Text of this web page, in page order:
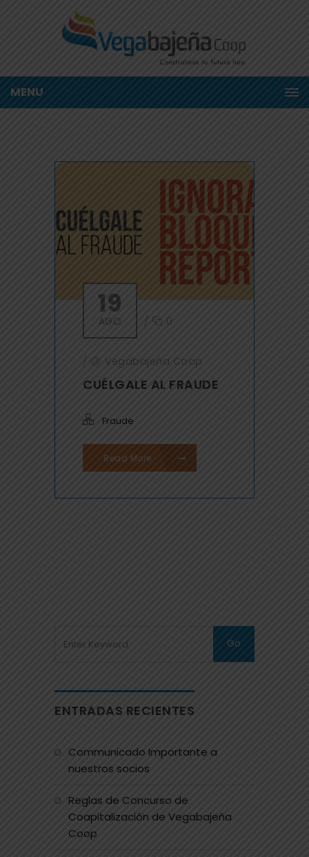
MENU
19
AGO / 0
/ Vegabajeña Coop
CUÉLGALE AL FRAUDE
Fraude
Read More
ENTRADAS RECIENTES
Communicado Importante a
nuestros socios
Reglas de Concurso de
Coapitalización de Vegabajeña
Coop